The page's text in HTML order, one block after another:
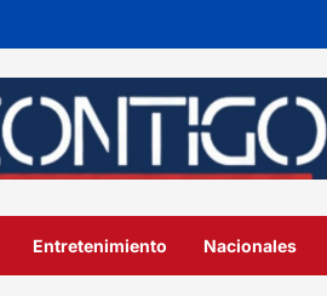
Entretenimiento Nacionales